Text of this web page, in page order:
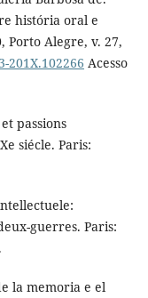
história oral e
Porto Alegre, v. 27,
201X.102266 Acesso
passions
siécle. Paris:
guerres. Paris:
la memoria e el